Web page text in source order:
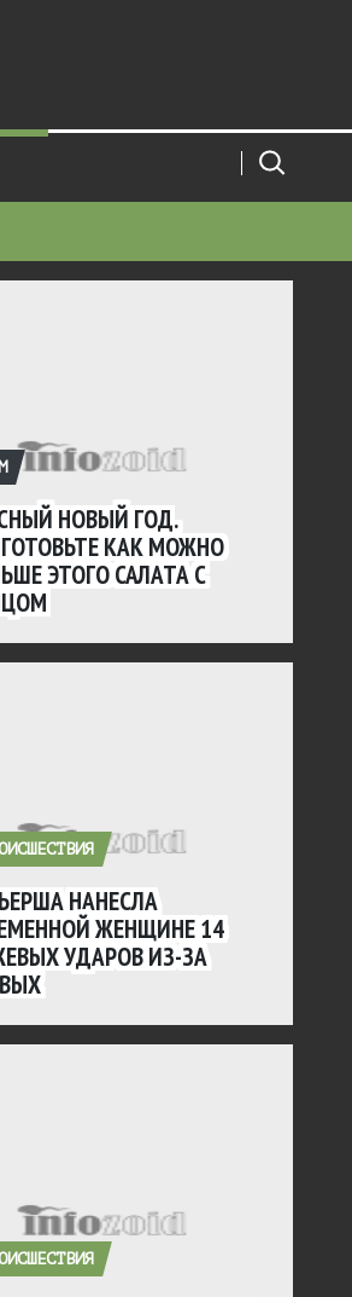
НОВЫЙ ГОД.
КАК МОЖНО
ЭТОГО САЛАТА С
НАНЕСЛА
ЖЕНЩИНЕ 14
УДАРОВ ИЗ-ЗА